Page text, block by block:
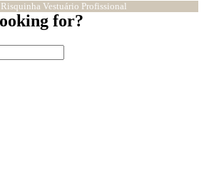
Vestuário Profissional
for?